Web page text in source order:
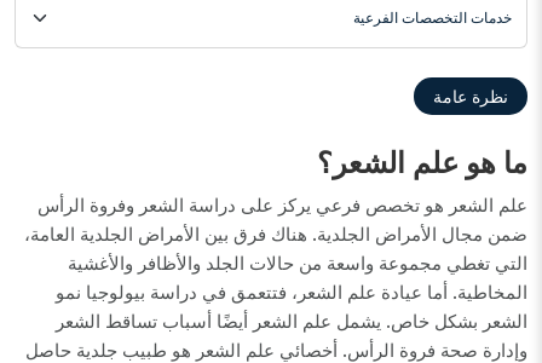
نظرة عامة
ما هو علم الشعر؟
علم الشعر هو تخصص فرعي يركز على دراسة الشعر وفروة الرأس
ضمن مجال الأمراض الجلدية. هناك فرق بين الأمراض الجلدية العامة،
التي تغطي مجموعة واسعة من حالات الجلد والأظافر والأغشية
المخاطية. أما عيادة علم الشعر، فتتعمق في دراسة بيولوجيا نمو
الشعر بشكل خاص. يشمل علم الشعر أيضًا أسباب تساقط الشعر
وإدارة صحة فروة الرأس. أخصائي علم الشعر هو طبيب جلدية حاصل